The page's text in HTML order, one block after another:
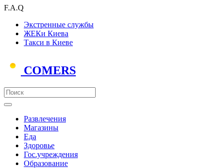
F.A.Q
Экстренные службы
ЖЕКи Киева
Такси в Киеве
COMERS
Развлечения
Магазины
Еда
Здоровье
Гос.учреждения
Образование